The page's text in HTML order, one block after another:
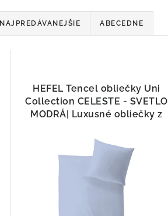
NAJPREDÁVANEJŠIE ABECEDNE
HEFEL Tencel obliečky Uni
Collection CELESTE - SVETLO
MODRÁ| Luxusné obliečky z